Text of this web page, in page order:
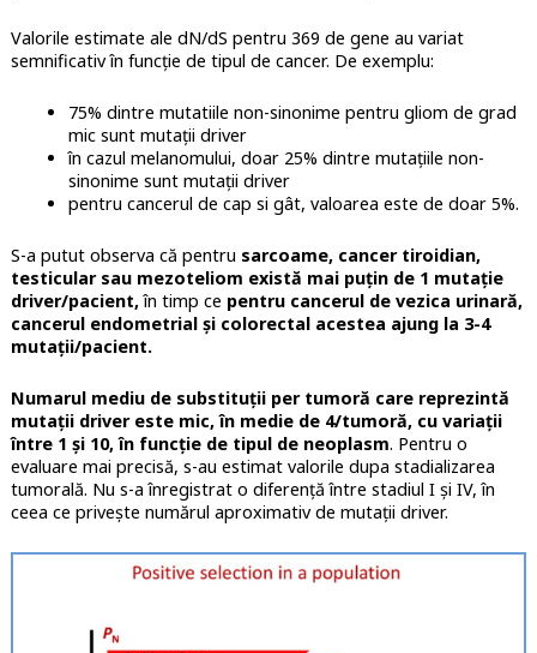
Valorile estimate ale dN/dS pentru 369 de gene au variat
semnificativ în funcție de tipul de cancer. De exemplu:
75% dintre mutatiile non-sinonime pentru gliom de grad
mic sunt mutații driver
în cazul melanomului, doar 25% dintre mutațiile non-
sinonime sunt mutații driver
pentru cancerul de cap si gât, valoarea este de doar 5%.
S-a putut observa că pentru sarcoame, cancer tiroidian,
testicular sau mezoteliom există mai puțin de 1 mutație
driver/pacient,în timp ce pentru cancerul de vezica urinară,
cancerul endometrial și colorectal acestea ajung la 3-4
mutații/pacient.
Numarul mediu de substituții per tumoră care reprezintă
mutații driver este mic, în medie de 4/tumoră, cu variații
între 1 și 10, în funcție de tipul de neoplasm. Pentru o
evaluare mai precisă, s-au estimat valorile dupa stadializarea
tumorală. Nu s-a înregistrat o diferență între stadiul I și IV, în
ceea ce privește numărul aproximativ de mutații driver.